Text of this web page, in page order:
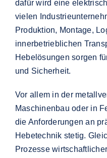
dafür wird eine
vielen
Produktion, Montage,
innerbetrieblichen
Hebelösungen sorgen
und Sicherheit.
Vor allem in der
Maschinenbau oder in
die Anforderungen an
Hebetechnik stetig.
Prozesse